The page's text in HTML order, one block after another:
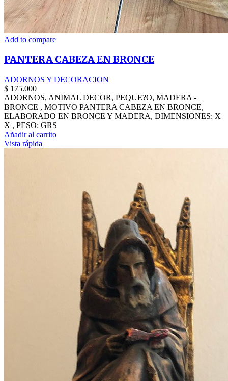
Add to compare
PANTERA CABEZA EN BRONCE
ADORNOS Y DECORACION
$ 175.000
ADORNOS, ANIMAL DECOR, PEQUE?O, MADERA -
BRONCE , MOTIVO PANTERA CABEZA EN BRONCE,
ELABORADO EN BRONCE Y MADERA, DIMENSIONES: X
X , PESO: GRS
Añadir al carrito
Vista rápida